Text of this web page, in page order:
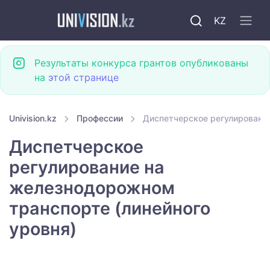
KZ
Результаты конкурса грантов опубликованы
на этой странице
Univision.kz Профессии Диспетчерское
Диспетчерское
регулирование на
железнодорожном
транспорте (линейного
уровня)